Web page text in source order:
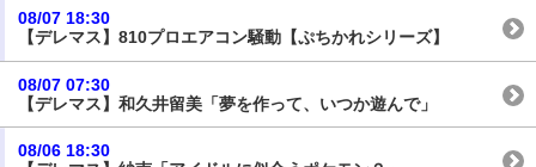
08/07 18:30
【デレマス】810プロエアコン騒動【ぷちかれシリーズ】
08/07 07:30
【デレマス】和久井留美「夢を作って、いつか遊んで」
08/06 18:30